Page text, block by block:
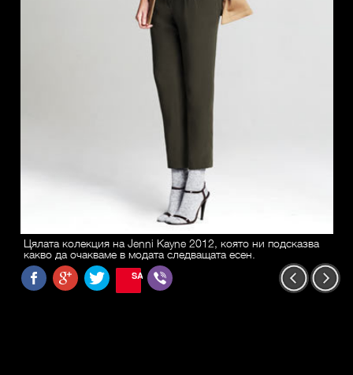
Цялата колекция на Jenni Kayne 2012, която ни подсказва
какво да очакваме в модата следващата есен.
SAVE